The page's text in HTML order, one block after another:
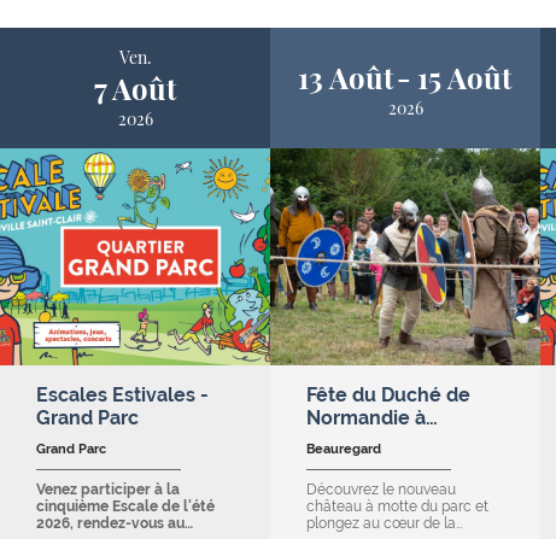
Ven.
7 Août
2026
Escales Estivales -
Grand Parc
Grand Parc
Venez participer à la
cinquième Escale de l'été
2026, rendez-vous au…
13 Août 15 Août
2026
Fête du Duché de
Normandie à…
Beauregard
Découvrez le nouveau
château à motte du parc et
plongez au cœur de la…